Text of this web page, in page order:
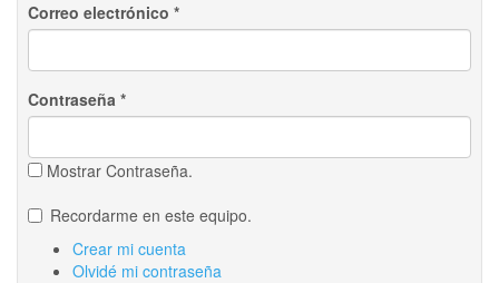
Correo electrónico *
Contraseña *
Mostrar Contraseña.
Recordarme en este equipo.
Crear mi cuenta
Olvidé mi contraseña